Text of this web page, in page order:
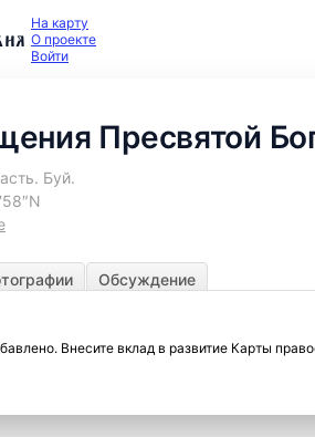
На карту
О проекте
Войти
Пресвятой
Буй.
Обсуждение
Внесите вклад в развитие Карты